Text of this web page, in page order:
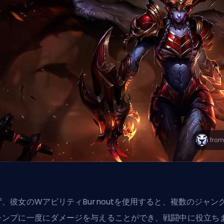
、彼女のWアビリティBurnoutを使用すると、複数のジャン
プに一度にダメージを与えることができ、戦闘中に役立ち